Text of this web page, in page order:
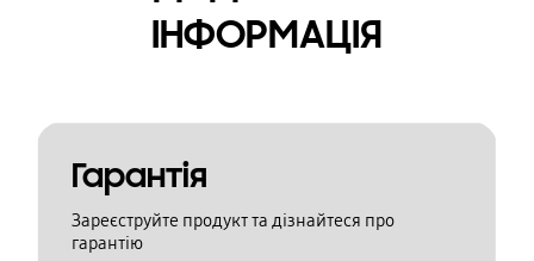
ІНФОРМАЦІЯ
Гарантія
Зареєструйте продукт та дізнайтеся про
гарантію